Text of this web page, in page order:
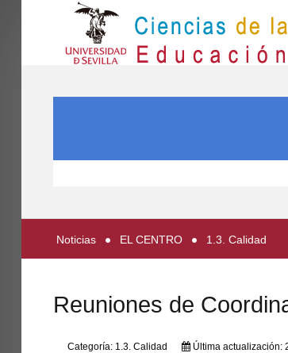
PARTICIPA
Noticias EL CENTRO 1.3. Calidad
Reuniones de
Categoría: 1.3. Calidad Última actualización: